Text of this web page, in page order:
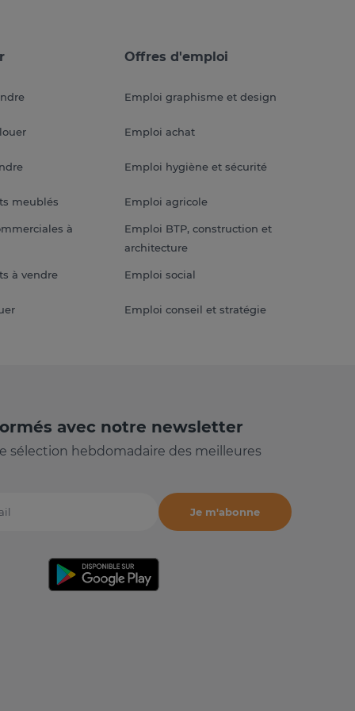
meublés
à
à vendre
Offres d'emploi
Emploi graphisme et design
Emploi achat
Emploi hygiène et sécurité
Emploi agricole
Emploi BTP, construction et
architecture
Emploi social
Emploi conseil et stratégie
avec notre newsletter
sélection hebdomadaire des meilleures
Je m'abonne